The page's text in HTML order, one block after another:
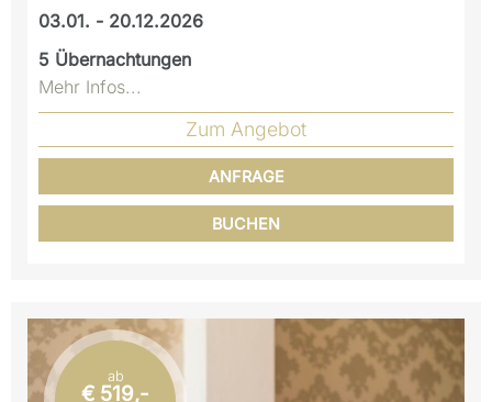
03.01. - 20.12.2026
5 Übernachtungen
Mehr Infos...
Zum Angebot
ANFRAGE
BUCHEN
ab
€ 519,-